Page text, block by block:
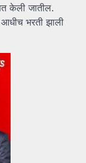
केली जातील.
भरती झाली